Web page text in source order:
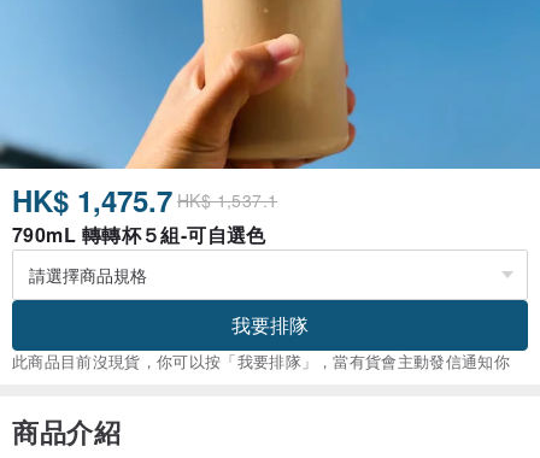
HK$ 1,475.7 HK$ 1,537.1
790mL 轉轉杯５組-可自選色
我要排隊
此商品目前沒現貨，你可以按「我要排隊」，當有貨會主動發信通知你
商品介紹